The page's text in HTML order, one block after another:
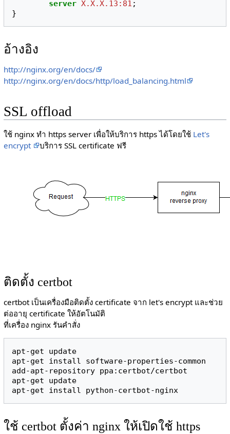
server X.X.X.13:81 ;
}
อ้างอิง
http://nginx.org/en/docs/
http://nginx.org/en/docs/http/load_balancing.html
SSL offload
ใช้ nginx ทำ https server เพื่อให้บริการ https ได้โดยใช้ Let's
encrypt
บริการ SSL certificate ฟรี
ติดตั้ง certbot
certbot เป็นเครื่องมือติดตั้ง certificate จาก let's encrypt และช่วย
ต่ออายุ certificate ให้อัตโนมัติ
ที่เครื่อง nginx รันคำสั่ง
apt-get update
apt-get install software-properties-common
add-apt-repository ppa:certbot/certbot
apt-get update
ใช้ certbot ตั้งค่า nginx ให้เปิดใช้ https